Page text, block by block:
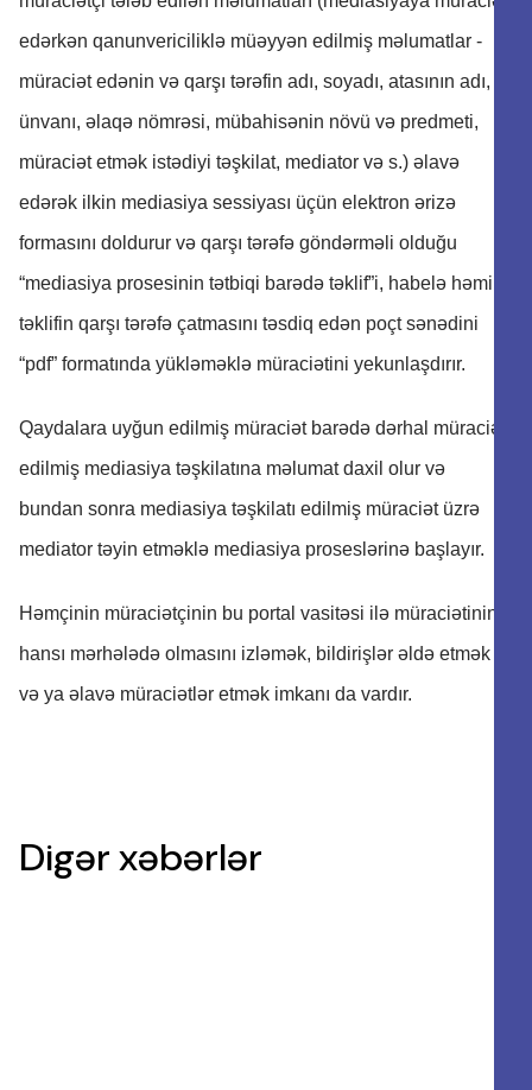
edərkən qanunvericiliklə müəyyən edilmiş məlumatlar -
müraciət edənin və qarşı tərəfin adı, soyadı, atasının adı,
ünvanı, əlaqə nömrəsi, mübahisənin növü və predmeti,
müraciət etmək istədiyi təşkilat, mediator və s.) əlavə
edərək ilkin mediasiya sessiyası üçün elektron ərizə
formasını doldurur və qarşı tərəfə göndərməli olduğu
“mediasiya prosesinin tətbiqi barədə təklif”i, habelə həmin
təklifin qarşı tərəfə çatmasını təsdiq edən poçt sənədini
“pdf” formatında yükləməklə müraciətini yekunlaşdırır.
Qaydalara uyğun edilmiş müraciət barədə dərhal müraciət
edilmiş mediasiya təşkilatına məlumat daxil olur və
bundan sonra mediasiya təşkilatı edilmiş müraciət üzrə
mediator təyin etməklə mediasiya proseslərinə başlayır.
Həmçinin müraciətçinin bu portal vasitəsi ilə müraciətinin
hansı mərhələdə olmasını izləmək, bildirişlər əldə etmək
və ya əlavə müraciətlər etmək imkanı da vardır.
Digər xəbərlər